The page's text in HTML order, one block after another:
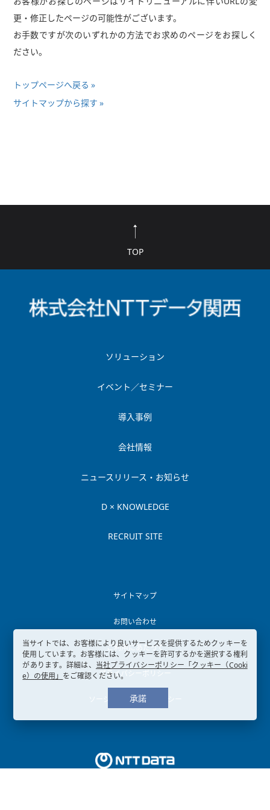
更・修正したページの可能性がございます。
お手数ですが次のいずれかの方法でお求めのページをお探しく
ださい。
トップページへ戻る
サイトマップから探す
TOP
ソリューション
イベント／セミナー
導入事例
会社情報
ニュースリリース・お知らせ
D × KNOWLEDGE
RECRUIT SITE
サイトマップ
お問い合わせ
ご利用にあたって
プライバシーポリシー
ソーシャルメディアポリシー
当サイトでは、お客様により良いサービスを提供するためクッキーを
使用しています。お客様には、クッキーを許可するかを選択する権利
があります。詳細は、 当社プライバシーポリシー「クッキー（Cooki
e）の使用」 をご確認ください。
承諾